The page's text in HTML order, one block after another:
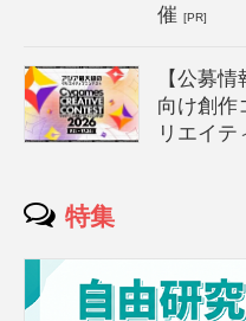
催[PR]
【公募
向け創作
リエイテ
特集